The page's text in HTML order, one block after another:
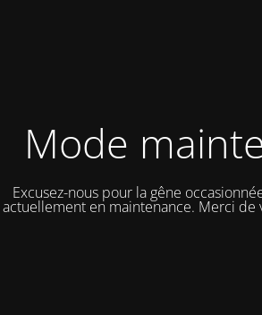
Mode
Excusez-nous pour la gêne
actuellement en maintenance. Merci de